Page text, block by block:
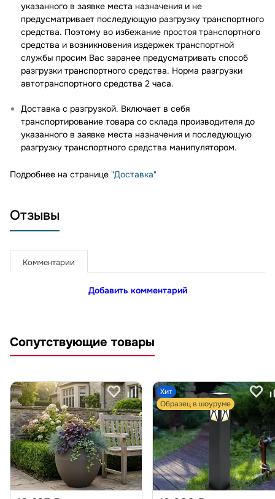
указанного в заявке места назначения и не
предусматривает последующую разгрузку транспортного
средства. Поэтому во избежание простоя транспортного
средства и возникновения издержек транспортной
службы просим Вас заранее предусматривать способ
разгрузки транспортного средства. Норма разгрузки
автотранспортного средства 2 часа.
Доставка с разгрузкой. Включает в себя
транспортирование товара со склада производителя до
указанного в заявке места назначения и последующую
разгрузку транспортного средства манипулятором.
Подробнее на странице "Доставка"
Отзывы
Комментарии
Добавить комментарий
Сопутствующие товары
Хит
Образец в шоуруме